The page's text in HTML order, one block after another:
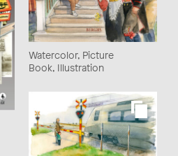
Watercolor, Picture
Book, Illustration